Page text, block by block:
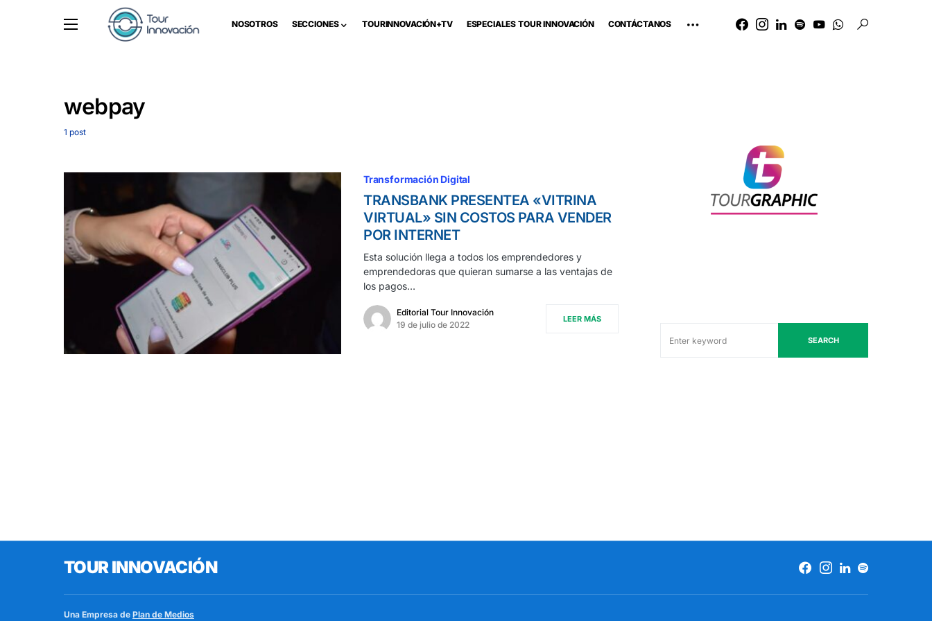
NOSOTROS SECCIONES TOURINNOVACIÓN+TV ESPECIALES TOUR INNOVACIÓN CONTÁCTANOS
webpay
1 post
Transformación Digital
TRANSBANK PRESENTEA «VITRINA
VIRTUAL» SIN COSTOS PARA VENDER
POR INTERNET
Esta solución llega a todos los emprendedores y
emprendedoras que quieran sumarse a las ventajas de
los pagos…
Editorial Tour Innovación
19 de julio de 2022
LEER MÁS
SEARCH
TOUR INNOVACIÓN
Una Empresa de Plan de Medios